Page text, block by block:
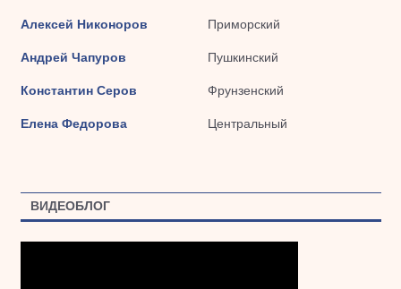
Алексей Никоноров Приморский
Андрей Чапуров Пушкинский
Константин Серов Фрунзенский
Елена Федорова Центральный
ВИДЕОБЛОГ